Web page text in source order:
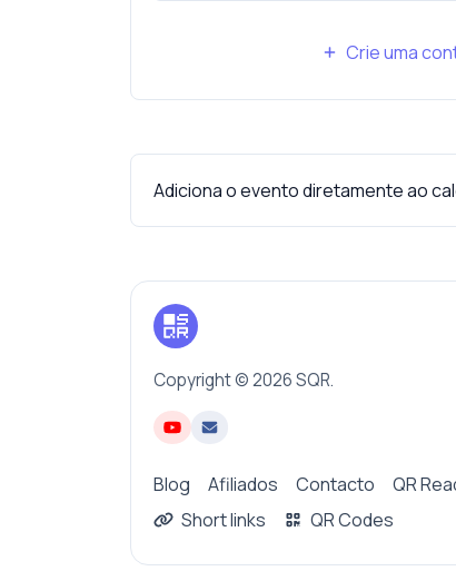
Crie uma
Adiciona o evento diretamente ao
Copyright © 2026 SQR.
Blog Afiliados Contacto QR
Short links
QR Codes